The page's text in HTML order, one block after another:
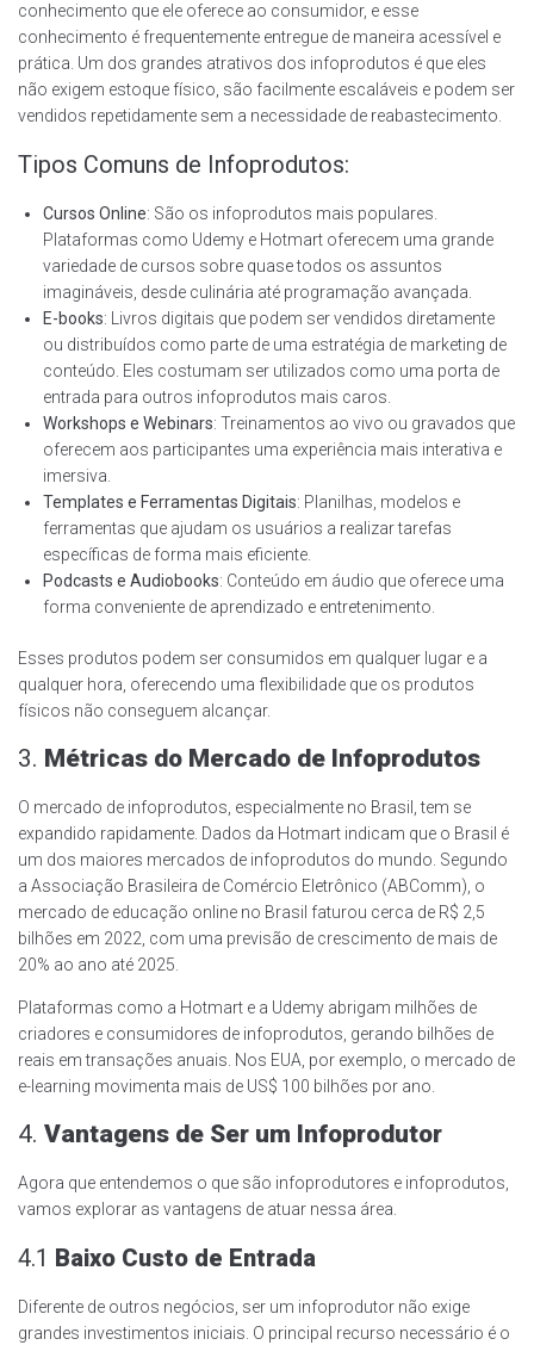
conhecimento que ele oferece ao consumidor, e esse
conhecimento é frequentemente entregue de maneira acessível e
prática. Um dos grandes atrativos dos infoprodutos é que eles
não exigem estoque físico, são facilmente escaláveis e podem ser
vendidos repetidamente sem a necessidade de reabastecimento.
Tipos Comuns de Infoprodutos:
Cursos Online: São os infoprodutos mais populares.
Plataformas como Udemy e Hotmart oferecem uma grande
variedade de cursos sobre quase todos os assuntos
imagináveis, desde culinária até programação avançada.
E-books: Livros digitais que podem ser vendidos diretamente
ou distribuídos como parte de uma estratégia de marketing de
conteúdo. Eles costumam ser utilizados como uma porta de
entrada para outros infoprodutos mais caros.
Workshops e Webinars: Treinamentos ao vivo ou gravados que
oferecem aos participantes uma experiência mais interativa e
imersiva.
Templates e Ferramentas Digitais: Planilhas, modelos e
ferramentas que ajudam os usuários a realizar tarefas
específicas de forma mais eficiente.
Podcasts e Audiobooks: Conteúdo em áudio que oferece uma
forma conveniente de aprendizado e entretenimento.
Esses produtos podem ser consumidos em qualquer lugar e a
qualquer hora, oferecendo uma flexibilidade que os produtos
físicos não conseguem alcançar.
3. Métricas do Mercado de Infoprodutos
O mercado de infoprodutos, especialmente no Brasil, tem se
expandido rapidamente. Dados da Hotmart indicam que o Brasil é
um dos maiores mercados de infoprodutos do mundo. Segundo
a Associação Brasileira de Comércio Eletrônico (ABComm), o
mercado de educação online no Brasil faturou cerca de R$ 2,5
bilhões em 2022, com uma previsão de crescimento de mais de
20% ao ano até 2025.
Plataformas como a Hotmart e a Udemy abrigam milhões de
criadores e consumidores de infoprodutos, gerando bilhões de
reais em transações anuais. Nos EUA, por exemplo, o mercado de
e-learning movimenta mais de US$ 100 bilhões por ano.
4. Vantagens de Ser um Infoprodutor
Agora que entendemos o que são infoprodutores e infoprodutos,
vamos explorar as vantagens de atuar nessa área.
4.1 Baixo Custo de Entrada
Diferente de outros negócios, ser um infoprodutor não exige
grandes investimentos iniciais. O principal recurso necessário é o